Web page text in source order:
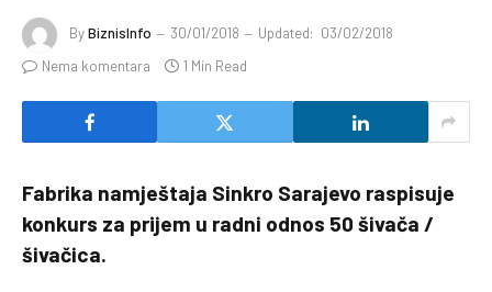
ByBiznisInfo 30/01/2018 Updated: 03/02/2018
Nema komentara
1 Min Read
Fabrika namještaja Sinkro Sarajevo raspisuje
konkurs za prijem u radni odnos 50 šivača /
šivačica.